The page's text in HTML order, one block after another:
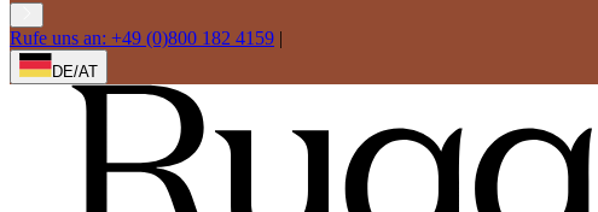
Rufe uns an: +49 (0)800 182 4159 |
DE/AT